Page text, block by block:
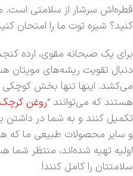
قطره‌اش سرشار از سلامتی است.
کنید؟ شیره توت ما را امتحان
برای یک صبحانه مقوی، ارده
دنبال تقویت ریشه‌های مویتان
می‌کشد. اینها تنها بخش
هستند که می‌توانند “روغن کرچک
تکمیل کنند و به شما در داشتن
و سایر محصولات طبیعی ما که
اولیه تهیه شده‌اند، منتظر شما
سلامتتان را کامل کنند!